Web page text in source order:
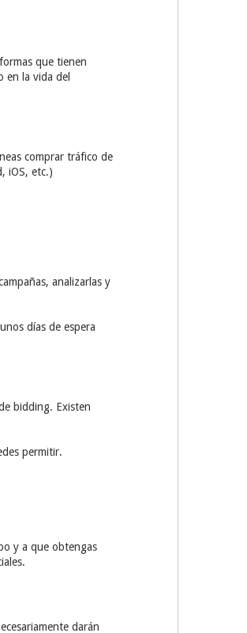
que tienen
en la vida del
comprar tráfico de
iOS, etc.)
analizarlas y
días de espera
bidding. Existen
permitir.
y a que obtengas
darán